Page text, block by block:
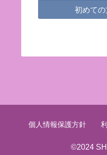
初めて
個人情報保護方針
©2024